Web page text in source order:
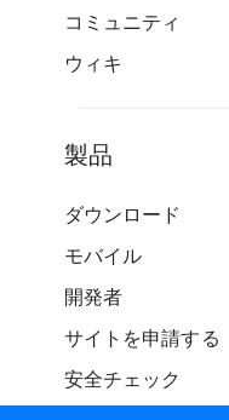
コミュニティ
ウィキ
製品
ダウンロード
モバイル
開発者
サイトを申請する
安全チェック